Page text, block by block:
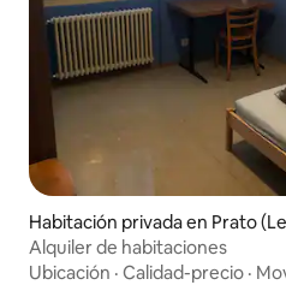
Habitación privada en Prato
Alquiler de habitaciones
Ubicación · Calidad-precio ·